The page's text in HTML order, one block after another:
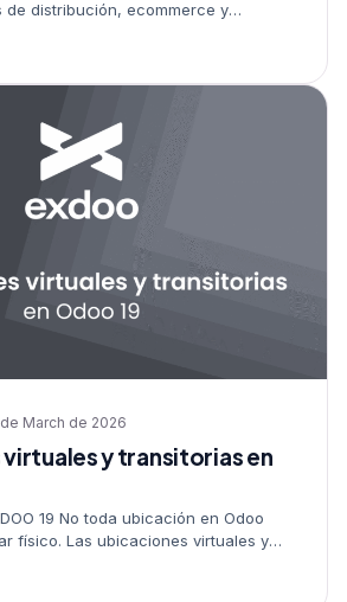
de distribución, ecommerce y
divide en tres etapas: Picking →
de March de 2026
y transitorias en
19 No toda ubicación en Odoo
físico. Las ubicaciones virtuales y
del sistema logístico: dejan ver